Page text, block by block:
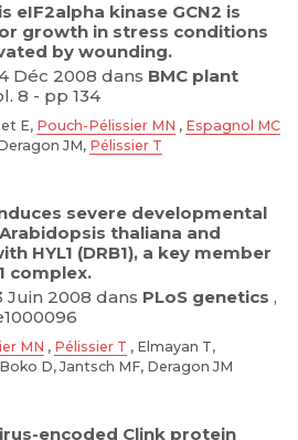
eIF2alpha kinase GCN2 is
growth in stress conditions
by wounding.
Déc 2008 dans BMC plant
8 - pp 134
E, Pouch-Pélissier MN , Espagnol MC
JM, Pélissier T
severe developmental
thaliana and
HYL1 (DRB1), a key member
complex.
Juin 2008 dans PLoS genetics ,
MN , Pélissier T , Elmayan T,
D, Jantsch MF, Deragon JM
encoded Clink protein